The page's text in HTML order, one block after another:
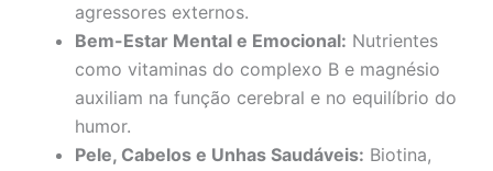
agressores externos.
Bem-Estar Mental e Emocional: Nutrientes
como vitaminas do complexo B e magnésio
auxiliam na função cerebral e no equilíbrio do
humor.
Pele, Cabelos e Unhas Saudáveis: Biotina,